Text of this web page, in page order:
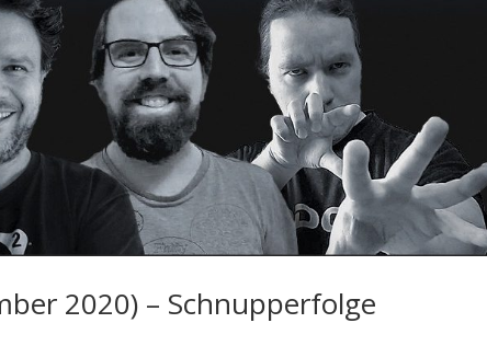
2020) – Schnupperfolge